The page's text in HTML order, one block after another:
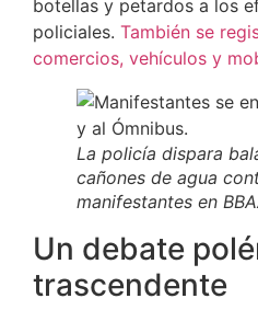
botellas y petardos a los
policiales. También se
comercios, vehículos y
La policía dispara
cañones de agua
manifestantes en
Un debate
trascendente